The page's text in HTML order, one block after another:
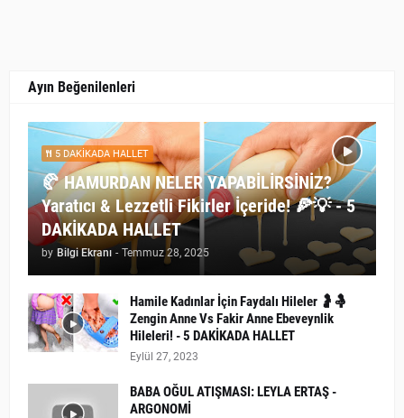
Ayın Beğenilenleri
5 DAKİKADA HALLET
🥐 HAMURDAN NELER YAPABİLİRSİNİZ?
Yaratıcı & Lezzetli Fikirler İçeride! 🍕💡 - 5
DAKİKADA HALLET
by Bilgi Ekranı - Temmuz 28, 2025
Hamile Kadınlar İçin Faydalı Hileler 🤰🤱
Zengin Anne Vs Fakir Anne Ebeveynlik
Hileleri! - 5 DAKİKADA HALLET
Eylül 27, 2023
BABA OĞUL ATIŞMASI: LEYLA ERTAŞ -
ARGONOMİ